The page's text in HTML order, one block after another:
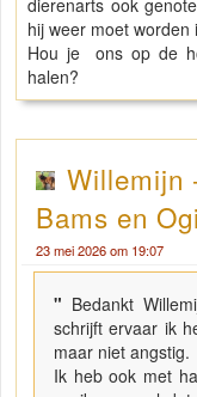
dierenarts ook
hij weer moet worden
Hou je ons op de
halen?
Willemijn
Bams en
23 mei 2026 om 19:07
" Bedankt
schrijft ervaar ik
maar niet angstig.
Ik heb ook met